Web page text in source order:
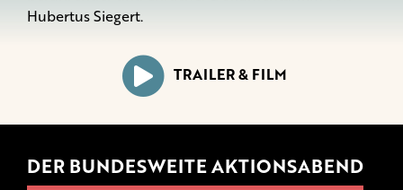
Hubertus Siegert.
TRAILER & FILM
DER BUNDESWEITE AKTIONSABEND